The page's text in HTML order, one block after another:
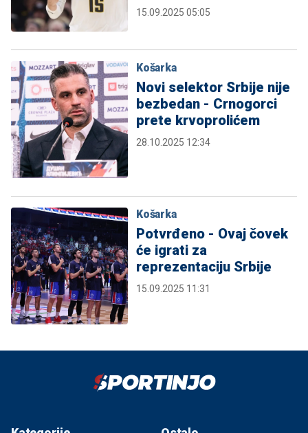
15.09.2025 05:05
Košarka
Novi selektor Srbije nije
bezbedan - Crnogorci
prete krvoprolićem
28.10.2025 12:34
Košarka
Potvrđeno - Ovaj čovek
će igrati za
reprezentaciju Srbije
15.09.2025 11:31